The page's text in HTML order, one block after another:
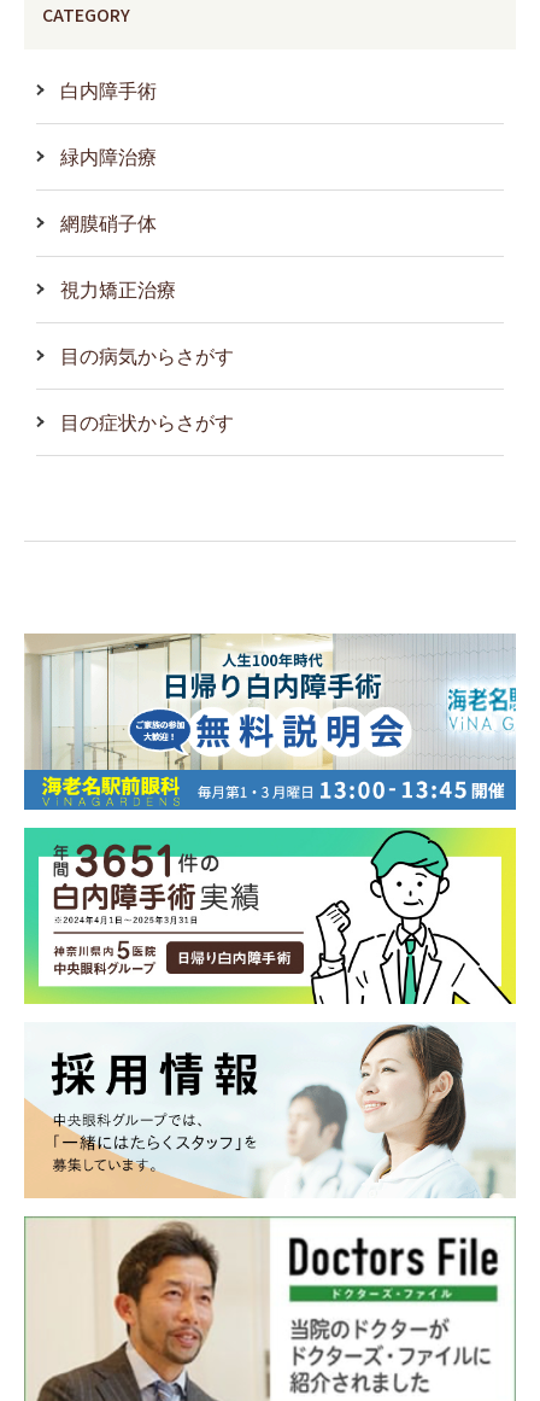
CATEGORY
白内障手術
緑内障治療
網膜硝子体
視力矯正治療
目の病気からさがす
目の症状からさがす